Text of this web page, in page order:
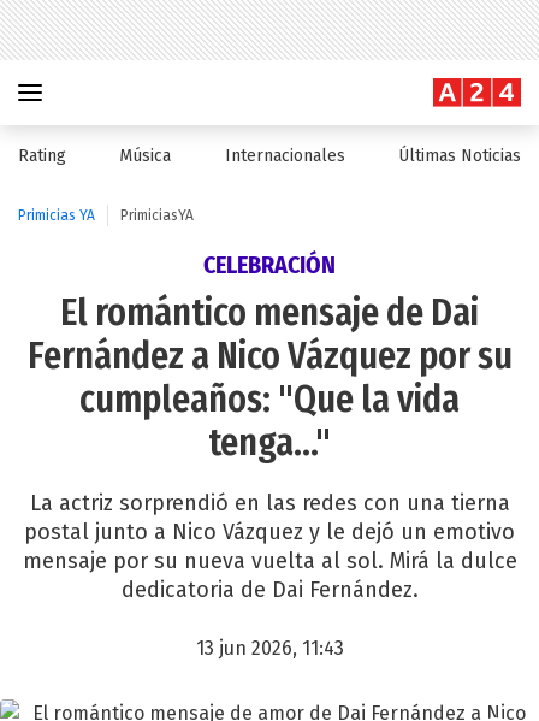
Rating Música Internacionales Últimas Noticias
Primicias YA PrimiciasYA
CELEBRACIÓN
El romántico mensaje de Dai
Fernández a Nico Vázquez por su
cumpleaños: "Que la vida
tenga..."
La actriz sorprendió en las redes con una tierna
postal junto a Nico Vázquez y le dejó un emotivo
mensaje por su nueva vuelta al sol. Mirá la dulce
dedicatoria de Dai Fernández.
13 jun 2026, 11:43